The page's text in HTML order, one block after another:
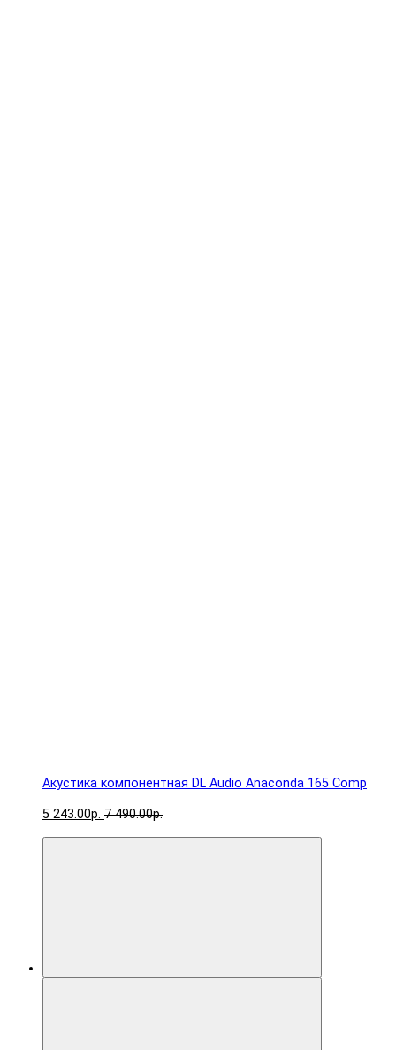
Акустика компонентная DL Audio Anaconda 165 Comp
5 243.00р. 7 490.00р.